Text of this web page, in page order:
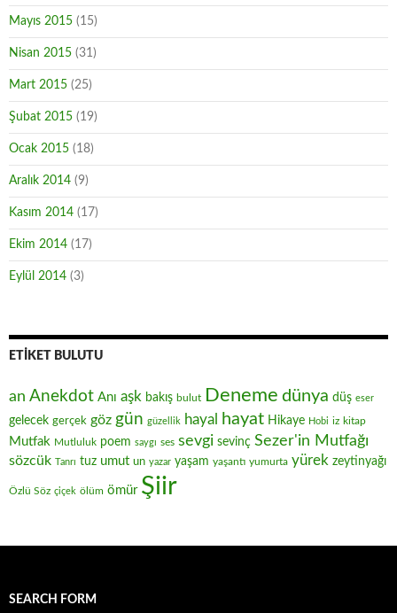
Mayıs 2015 (15)
Nisan 2015 (31)
Mart 2015 (25)
Şubat 2015 (19)
Ocak 2015 (18)
Aralık 2014 (9)
Kasım 2014 (17)
Ekim 2014 (17)
Eylül 2014 (3)
ETIKET BULUTU
an Anekdot Anı aşk bakış bulut Deneme dünya düş eser
gelecek gerçek göz gün güzellik hayal hayat Hikaye Hobi iz kitap
Mutfak Mutluluk poem saygı ses sevgi sevinç Sezer'in Mutfağı
sözcük Tanrı tuz umut un yazar yaşam yaşantı yumurta yürek zeytinyağı
Özlü Söz çiçek ölüm ömür Şiir
SEARCH FORM